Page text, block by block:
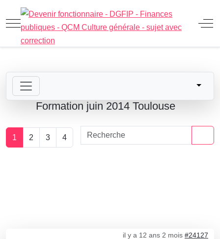
Mobile Menu Toggle Off-
Formation juin 2014 Toulouse
1 2 3 4
il y a 12 ans 2 mois #24127